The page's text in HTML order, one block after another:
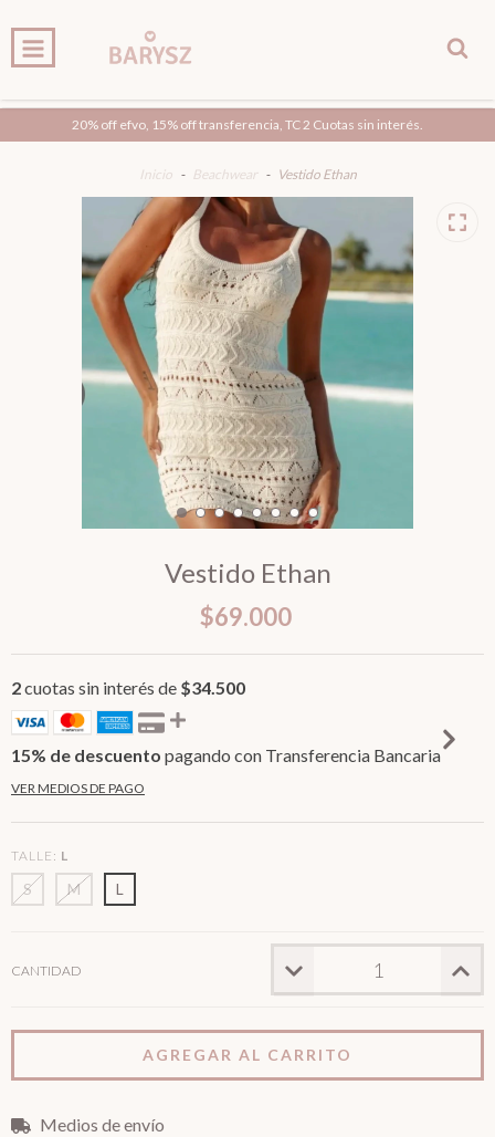
20% off efvo, 15% off transferencia, TC 2 Cuotas sin interés.
Inicio - Beachwear - Vestido Ethan
Vestido Ethan
$69.000
2cuotas sin interés de $34.500
15% de descuento pagando con Transferencia Bancaria
VER MEDIOS DE PAGO
TALLE: L
S M L
CANTIDAD
Entregas para el CP:
Medios de envío